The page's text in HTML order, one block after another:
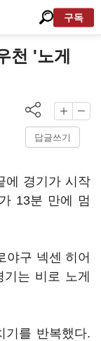
구독
천 '노게
답글쓰기
에 경기가 시작
13분 만에 멈
야구 넥센 히어
는 비로 노게
기를 반복했다.